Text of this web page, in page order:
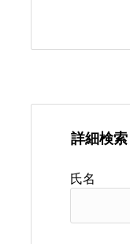
詳細検索
氏名